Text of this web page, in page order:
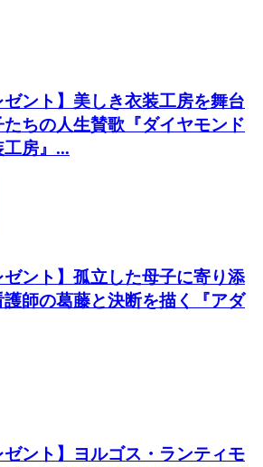
ゼント】美しき衣装工房を舞台
ちの人生賛歌『ダイヤモンド
房』...
ゼント】孤立した母子に寄り添
師の葛藤と決断を描く『アダ
ゼント】ヨルゴス・ランティモ